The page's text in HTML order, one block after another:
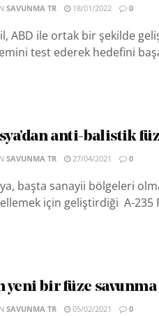
SAVUNMA TR 18/01/2022 0
ABD ile ortak bir şekilde
test ederek hedefini
anti-balistik
SAVUNMA TR 27/04/2021 0
başta sanayii bölgeleri
için geliştirdiği A-
yeni bir füze
SAVUNMA TR 05/02/2021 0